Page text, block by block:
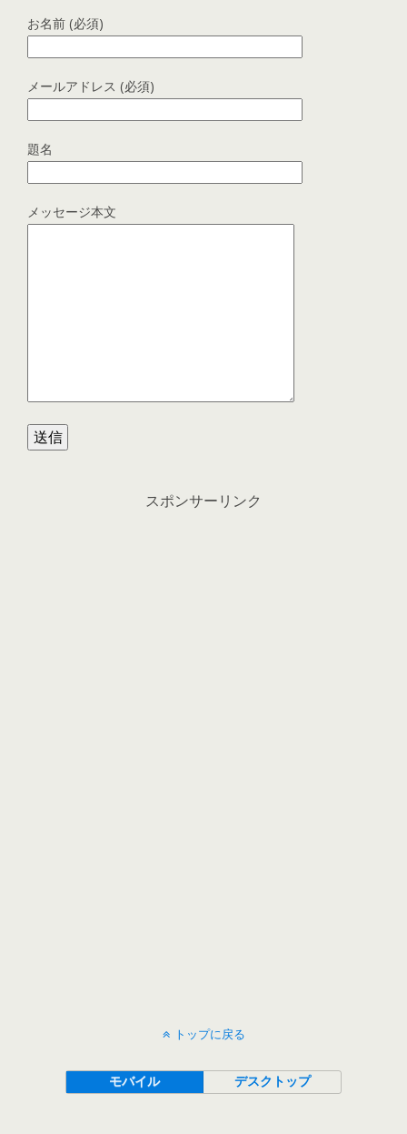
お名前 (必須)
メールアドレス (必須)
題名
メッセージ本文
スポンサーリンク
トップに戻る
モバイル デスクトップ